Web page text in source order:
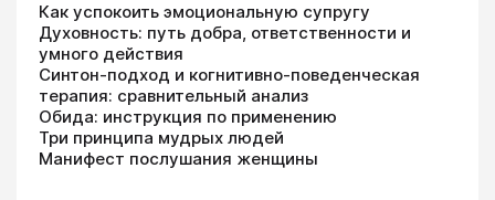
Как успокоить эмоциональную супругу
Духовность: путь добра, ответственности и
умного действия
Синтон-подход и когнитивно-поведенческая
терапия: сравнительный анализ
Обида: инструкция по применению
Три принципа мудрых людей
Манифест послушания женщины